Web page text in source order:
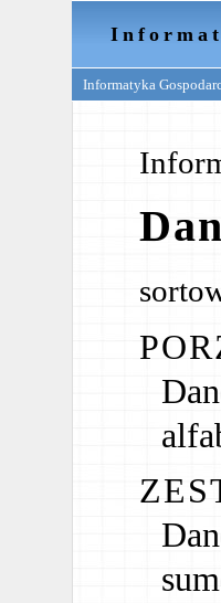
Informatyka